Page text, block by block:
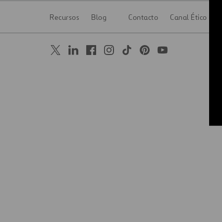
Digitalización
Recursos Blog Contacto Canal Ético